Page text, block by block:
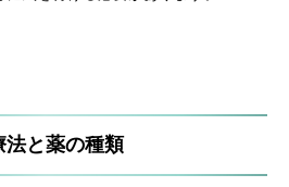
法と薬の種類